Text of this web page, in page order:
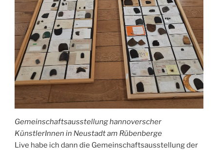
Gemeinschaftsausstellung hannoverscher
KünstlerInnen in Neustadt am Rübenberge
Live habe ich dann die Gemeinschaftsausstellung der